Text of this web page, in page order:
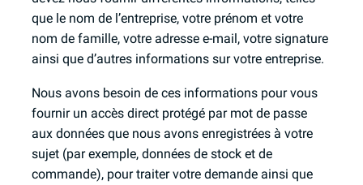
que le nom de l’entreprise, votre prénom et votre
nom de famille, votre adresse e-mail, votre signature
ainsi que d’autres informations sur votre entreprise.
Nous avons besoin de ces informations pour vous
fournir un accès direct protégé par mot de passe
aux données que nous avons enregistrées à votre
sujet (par exemple, données de stock et de
commande), pour traiter votre demande ainsi que